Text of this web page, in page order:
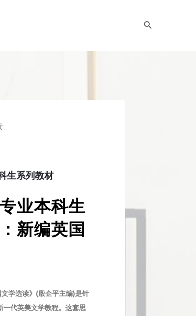
生系列教材
业本科生
新编英国
学选读》(殷企平主编)是针
代英美文学教程。这套思